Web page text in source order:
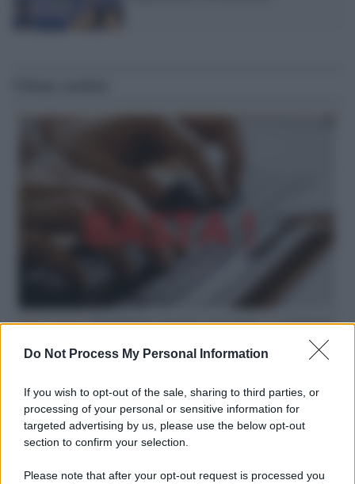
Do Not Process My Personal Information
If you wish to opt-out of the sale, sharing to third parties, or
processing of your personal or sensitive information for
targeted advertising by us, please use the below opt-out
section to confirm your selection.
Please note that after your opt-out request is processed you
Hate speech /Piattaforme sessiste e misogine: la solidarietà
redazione
L'editoriale /Le mostruose donne dell'Odissea di Nolan